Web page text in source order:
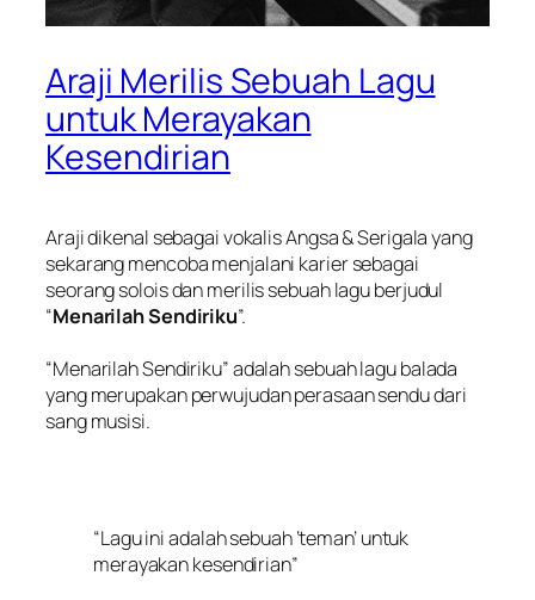
Araji Merilis Sebuah Lagu
untuk Merayakan
Kesendirian
Araji dikenal sebagai vokalis Angsa & Serigala yang
sekarang mencoba menjalani karier sebagai
seorang solois dan merilis sebuah lagu berjudul
“Menarilah Sendiriku”.
“Menarilah Sendiriku” adalah sebuah lagu balada
yang merupakan perwujudan perasaan sendu dari
sang musisi.
“Lagu ini adalah sebuah ‘teman’ untuk
merayakan kesendirian”